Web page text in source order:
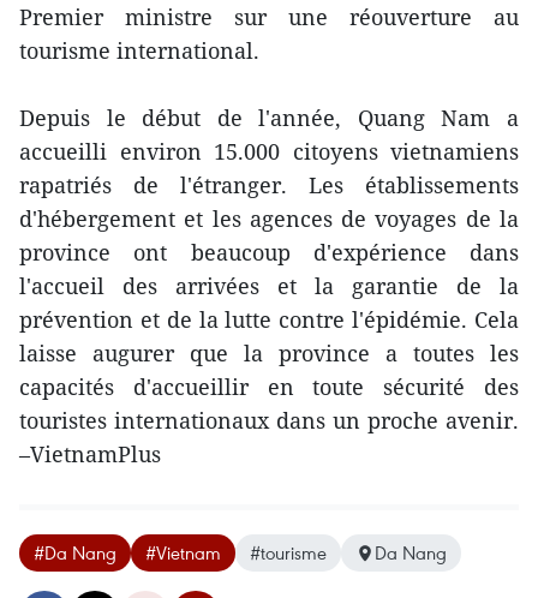
Premier ministre sur une réouverture au
tourisme international.
Depuis le début de l'année, Quang Nam a
accueilli environ 15.000 citoyens vietnamiens
rapatriés de l'étranger. Les établissements
d'hébergement et les agences de voyages de la
province ont beaucoup d'expérience dans
l'accueil des arrivées et la garantie de la
prévention et de la lutte contre l'épidémie. Cela
laisse augurer que la province a toutes les
capacités d'accueillir en toute sécurité des
touristes internationaux dans un proche avenir.
–VietnamPlus
#Da Nang #Vietnam #tourisme Da Nang